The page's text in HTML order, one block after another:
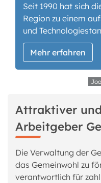
Seit 1990 hat sich
Region zu einem
und
Mehr erfahren
Attraktiver
Arbeitgeber
Die Verwaltung der
das Gemeinwohl zu
verantwortlich für